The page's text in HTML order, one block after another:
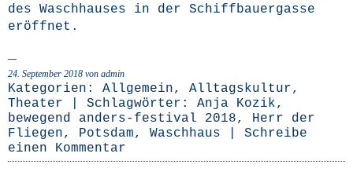
des Wasch­hau­ses in der Schiff­bau­er­gas­se
eröffnet.
24. September 2018 von admin
Kategorien: Allgemein, Alltagskultur,
Theater | Schlagwörter: Anja Kozik,
bewegend anders-festival 2018, Herr der
Fliegen, Potsdam, Waschhaus
Schreibe
einen Kommentar